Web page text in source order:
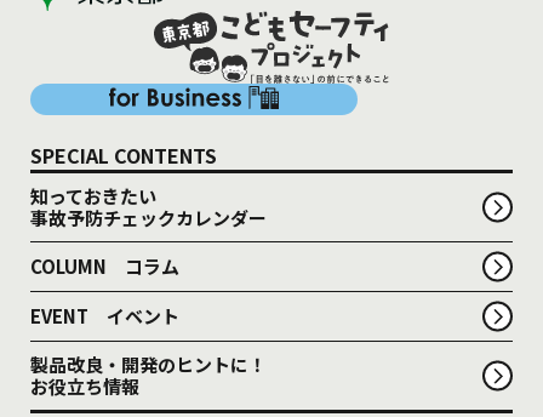
SPECIAL CONTENTS
知っておきたい
事故予防チェックカレンダー
COLUMN コラム
EVENT イベント
製品改良・開発のヒントに！
お役立ち情報